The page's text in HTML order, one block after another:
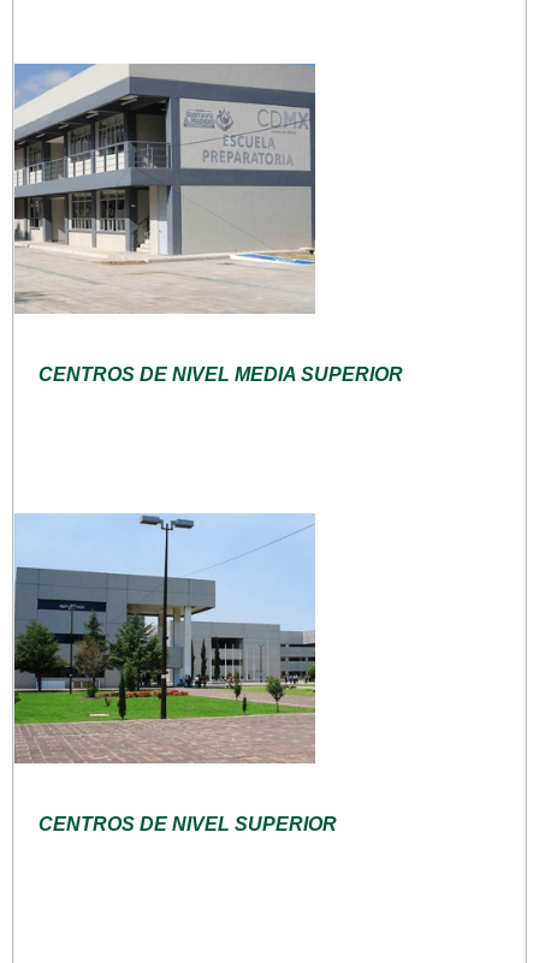
CENTROS DE NIVEL MEDIA SUPERIOR
CENTROS DE NIVEL SUPERIOR